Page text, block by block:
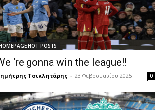
HOT POSTS
‘re gonna win the league!!
Τσικλητάρης - 23 Φεβρουαρίου 2025 0